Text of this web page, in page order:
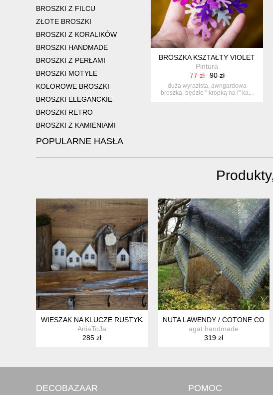
BROSZKI Z FILCU
ZŁOTE BROSZKI
BROSZKI Z KORALIKÓW
BROSZKI HANDMADE
BROSZKI Z PERŁAMI
BROSZKI MOTYLE
KOLOROWE BROSZKI
BROSZKI ELEGANCKIE
BROSZKI RETRO
BROSZKI Z KAMIENIAMI
POPULARNE HASŁA
BROSZKA KSZTAŁTY VIOLET
Pintura
77 zł
90 zł
duża wyrazista, awngardowa
broszka. będzie " kropką na i" ka...
WIESZAK NA KLUCZE RUSTYKALNY, MALOWANE DOMKI
AniaToJa
285 zł
NUTA LAWENDY / COTONE
agat.handmade
319 zł
DECOBAZAAR POMOC